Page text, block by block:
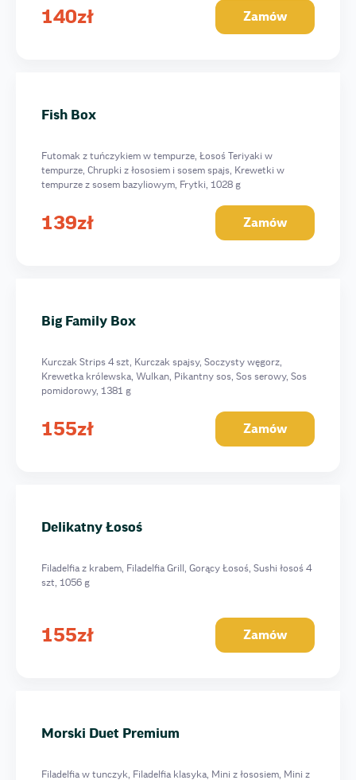
140zł Zamów
Fish Box
Futomak z tuńczykiem w tempurze, Łosoś Teriyaki w
tempurze, Chrupki z łososiem i sosem spajs, Krewetki w
tempurze z sosem bazyliowym, Frytki, 1028 g
139zł Zamów
Big Family Box
Kurczak Strips 4 szt, Kurczak spajsy, Soczysty węgorz,
Krewetka królewska, Wulkan, Pikantny sos, Sos serowy, Sos
pomidorowy, 1381 g
155zł Zamów
Delikatny Łosoś
Filadelfia z krabem, Filadelfia Grill, Gorący Łosoś, Sushi łosoś 4
szt, 1056 g
155zł Zamów
Morski Duet Premium
Filadelfia w tunczyk, Filadelfia klasyka, Mini z łososiem, Mini z